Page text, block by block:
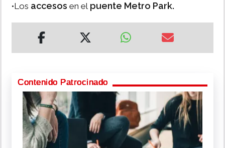
•Los accesos en el puente Metro Park.
Contenido Patrocinado